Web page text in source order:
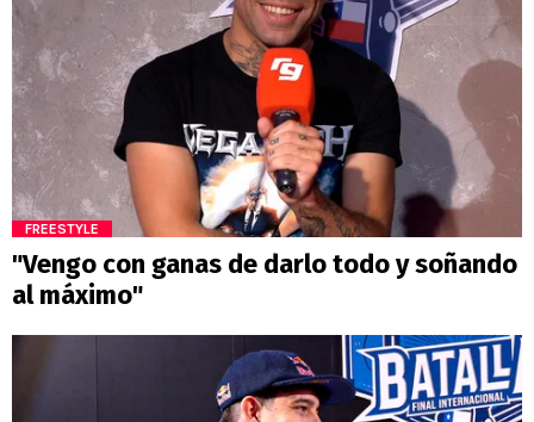
FREESTYLE
"Vengo con ganas de darlo todo y soñando
al máximo"